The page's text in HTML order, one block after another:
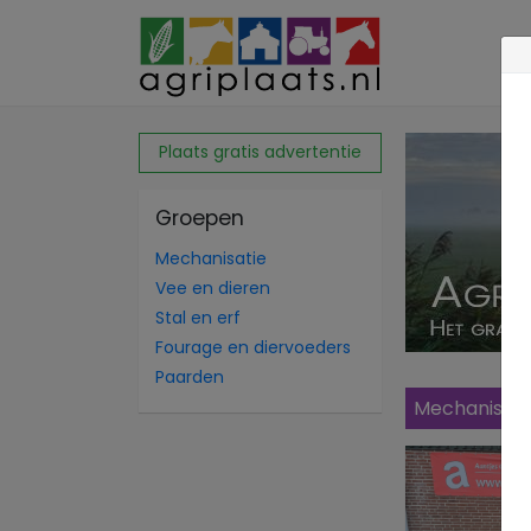
Plaats gratis advertentie
Groepen
Mechanisatie
Vee en dieren
Stal en erf
Fourage en diervoeders
Paarden